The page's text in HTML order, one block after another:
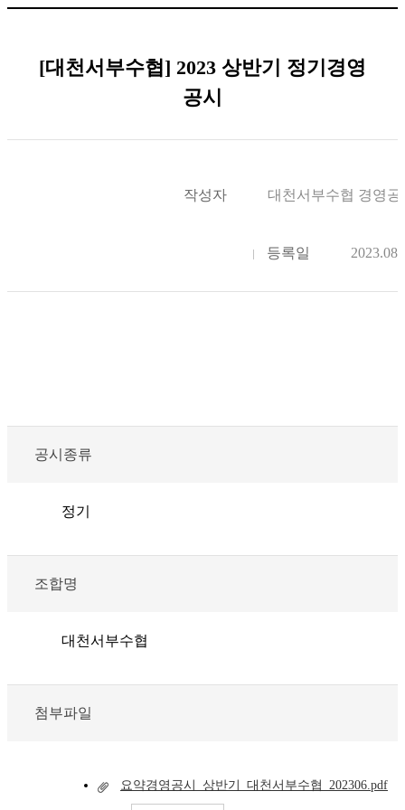
[대천서부수협] 2023 상반기 정기경영
공시
작성자 대천서부수협 경영공
등록일
공시종류
정기
조합명
대천서부수협
첨부파일
요약경영공시_상반기_대천서부수협_202306.pdf